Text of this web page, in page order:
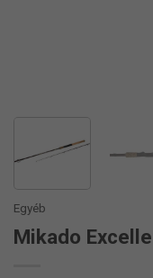
Egyéb
Mikado